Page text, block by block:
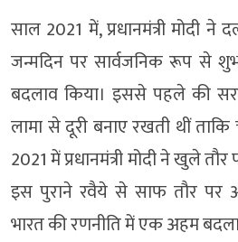
साल 2021 में, प्रधानमंत्री मोदी
जन्मदिन पर सार्वजनिक रूप से
बदलाव किया। इससे पहले की
लामा से दूरी बनाए रखती थीं
2021 में प्रधानमंत्री मोदी ने खुले
इस पुराने रवैये से साफ तौर पर
भारत की रणनीति में एक अहम